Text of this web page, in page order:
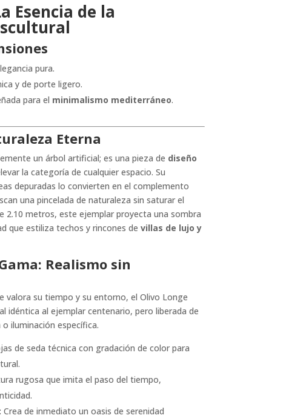
Esencia de la
pura.
y de porte ligero.
para el minimalismo mediterráneo.
Eterna
un árbol artificial; es una pieza de diseño
la categoría de cualquier espacio. Su
depuradas lo convierten en el complemento
una pincelada de naturaleza sin saturar el
2.10 metros, este ejemplar proyecta una sombra
que estiliza techos y rincones de villas de lujo y
Realismo sin
valora su tiempo y su entorno, el Olivo Longe
idéntica al ejemplar centenario, pero liberada de
iluminación específica.
de seda técnica con gradación de color para
rugosa que imita el paso del tiempo,
Crea de inmediato un oasis de serenidad